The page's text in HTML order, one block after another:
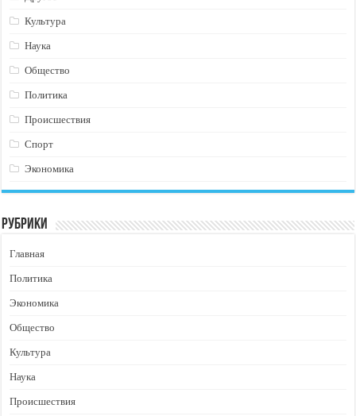
Культура
Наука
Общество
Политика
Происшествия
Спорт
Экономика
Рубрики
Главная
Политика
Экономика
Общество
Культура
Наука
Происшествия